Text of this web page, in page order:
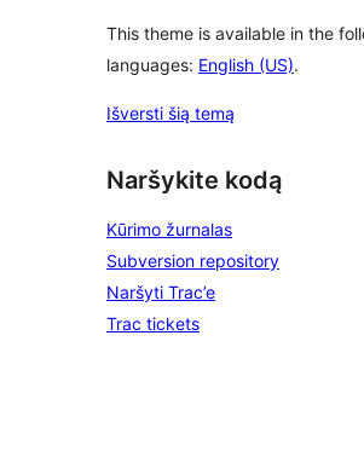
This theme is available in the
languages: English (US).
Išversti šią temą
Naršykite kodą
Kūrimo žurnalas
Subversion repository
Naršyti Trac’e
Trac tickets